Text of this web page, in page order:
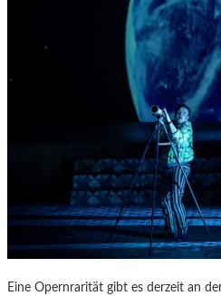
Eine Opernrarität gibt es derzeit an